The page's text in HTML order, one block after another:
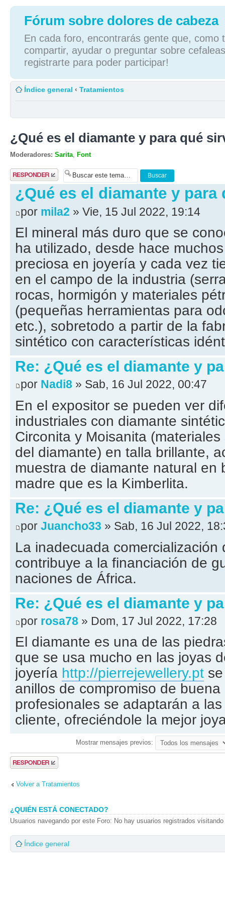
Fórum sobre dolores de cabeza
En cada foro, encontrarás gente que, como
compartir, ayudar o preguntar sobre
registrarte para poder participar!
Índice general ‹ Tratamientos
¿Qué es el diamante y para qué
Moderadores: Sarita Font
Publicar una
respuesta
¿Qué es el diamante y para
por mila2 » Vie, 15 Jul 2022, 19:14
El mineral más duro que se
ha utilizado, desde hace
preciosa en joyería y cada vez
en el campo de la industria
rocas, hormigón y materiales
(pequeñas herramientas para
etc.), sobretodo a partir de la
sintético con características
Re: ¿Qué es el diamante y
por Nadi8 » Sab, 16 Jul 2022, 00:47
En el expositor se pueden ver
industriales con diamante
Circonita y Moisanita
del diamante) en talla brillante,
muestra de diamante natural en
madre que es la Kimberlita.
Re: ¿Qué es el diamante y
por Juancho33 » Sab, 16 Jul 2022,
La inadecuada comercialización
contribuye a la financiación de
naciones de África.
Re: ¿Qué es el diamante y
por rosa78 » Dom, 17 Jul 2022, 17:28
El diamante es una de las
que se usa mucho en las joyas
joyería http://pierrejewellery.pt
anillos de compromiso de
profesionales se adaptarán a
cliente, ofreciéndole la mejor
Mostrar mensajes previos:
Publicar una
respuesta
Volver a Tratamientos
¿QUIÉN ESTÁ CONECTADO?
Usuarios navegando por este Foro: No hay usuarios registrados
Índice general